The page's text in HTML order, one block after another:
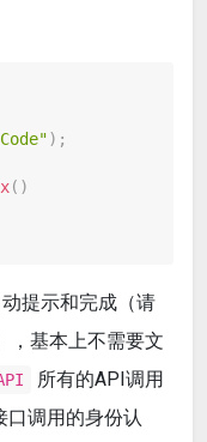
) ;
( )
提示和完成（请
，基本上不需要文
所有的API调用
口调用的身份认